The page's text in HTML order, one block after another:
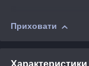
Приховати